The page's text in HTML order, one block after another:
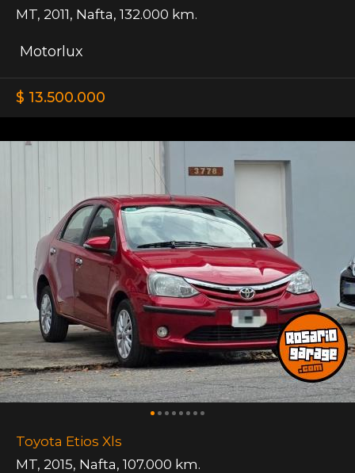
MT, 2011, Nafta, 132.000 km.
Motorlux
$ 13.500.000
Toyota Etios Xls
MT, 2015, Nafta, 107.000 km.